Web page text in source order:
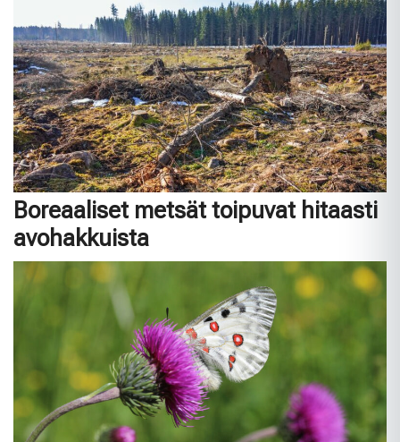
Boreaaliset metsät toipuvat hitaasti
avohakkuista